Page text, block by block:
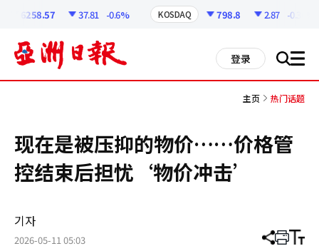
6258.57 37.81 -0.6% KOSDAQ 798.8 2.87 -0.36%
登录 搜 all
主页 热门话题
现在是被压抑的物价……价格管
控结束后担忧‘物价冲击’
기자
2026-05-11 05:03 分 打 调